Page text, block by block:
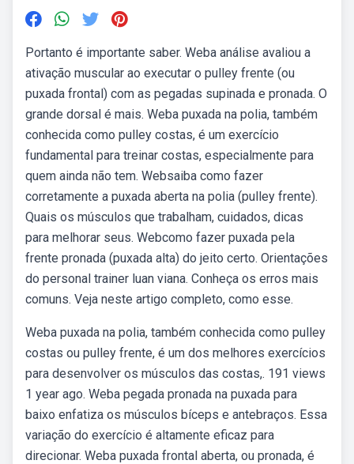
Portanto é importante saber. Weba análise avaliou a
ativação muscular ao executar o pulley frente (ou
puxada frontal) com as pegadas supinada e pronada. O
grande dorsal é mais. Weba puxada na polia, também
conhecida como pulley costas, é um exercício
fundamental para treinar costas, especialmente para
quem ainda não tem. Websaiba como fazer
corretamente a puxada aberta na polia (pulley frente).
Quais os músculos que trabalham, cuidados, dicas
para melhorar seus. Webcomo fazer puxada pela
frente pronada (puxada alta) do jeito certo. Orientações
do personal trainer luan viana. Conheça os erros mais
comuns. Veja neste artigo completo, como esse.
Weba puxada na polia, também conhecida como pulley
costas ou pulley frente, é um dos melhores exercícios
para desenvolver os músculos das costas,. 191 views
1 year ago. Weba pegada pronada na puxada para
baixo enfatiza os músculos bíceps e antebraços. Essa
variação do exercício é altamente eficaz para
direcionar. Weba puxada frontal aberta, ou pronada, é